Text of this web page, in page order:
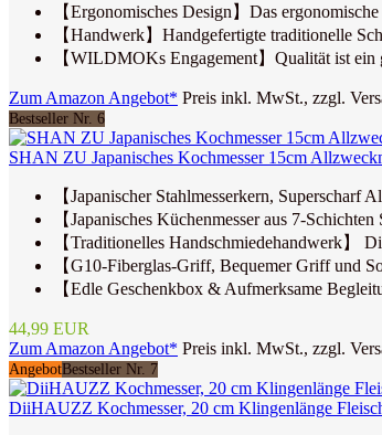
【Ergonomisches Design】Das
【Handwerk】Handgefertigte traditionelle
【WILDMOKs Engagement】Qualität ist ein
Zum Amazon Angebot* Preis inkl. MwSt., zzgl.
Bestseller Nr. 6
SHAN ZU Japanisches Kochmesser 15cm
【Japanischer Stahlmesserkern,
【Japanisches Küchenmesser aus 7-
【Traditionelles Handschmiedehandwerk】
【G10-Fiberglas-Griff, Bequemer Griff und
【Edle Geschenkbox & Aufmerksame
44,99 EUR
Zum Amazon Angebot* Preis inkl. MwSt., zzgl.
AngebotBestseller Nr. 7
DiiHAUZZ Kochmesser, 20 cm Klingenlänge